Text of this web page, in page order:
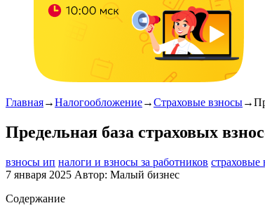
Главная→Налогообложение→Страховые взносы→
Предельная база страховых
взносы ип налоги и взносы за работников страховые
7 января 2025 Автор: Малый бизнес
Содержание